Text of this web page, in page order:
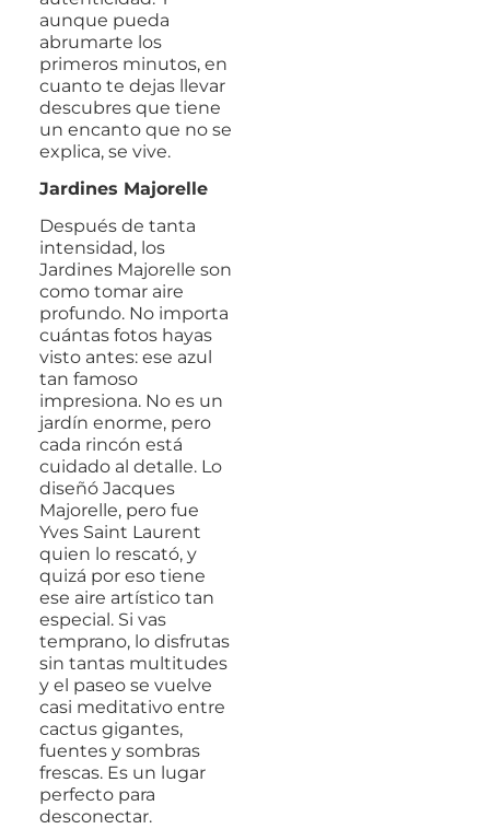
aunque pueda
abrumarte los
primeros minutos, en
cuanto te dejas llevar
descubres que tiene
un encanto que no se
explica, se vive.
Jardines Majorelle
Después de tanta
intensidad, los
Jardines Majorelle son
como tomar aire
profundo. No importa
cuántas fotos hayas
visto antes: ese azul
tan famoso
impresiona. No es un
jardín enorme, pero
cada rincón está
cuidado al detalle. Lo
diseñó Jacques
Majorelle, pero fue
Yves Saint Laurent
quien lo rescató, y
quizá por eso tiene
ese aire artístico tan
especial. Si vas
temprano, lo disfrutas
sin tantas multitudes
y el paseo se vuelve
casi meditativo entre
cactus gigantes,
fuentes y sombras
frescas. Es un lugar
perfecto para
desconectar.